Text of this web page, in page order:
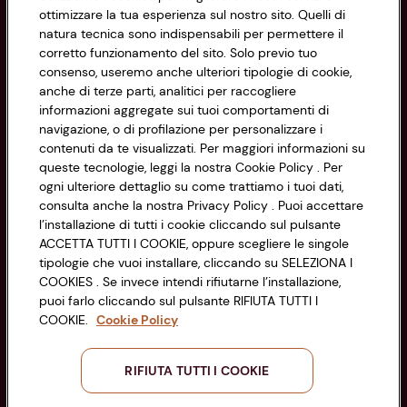
Informazioni
Privacy Policy
Cookie Policy
Impostazioni Cookie
Accessibilità
CONAD SOCIETÀ COOPERATIVA
Via Michelino, 59 | 40127 BOLOGNA
Codice Fiscale e Registro Imprese
di Bologna 00865960157
PARTITA IVA 03320960374
Servizio clienti
Seguici sui Social:
ottimizzare la tua esperienza sul nostro sito. Quelli di
natura tecnica sono indispensabili per permettere il
corretto funzionamento del sito. Solo previo tuo
consenso, useremo anche ulteriori tipologie di cookie,
anche di terze parti, analitici per raccogliere
informazioni aggregate sui tuoi comportamenti di
navigazione, o di profilazione per personalizzare i
contenuti da te visualizzati. Per maggiori informazioni su
queste tecnologie, leggi la nostra Cookie Policy . Per
ogni ulteriore dettaglio su come trattiamo i tuoi dati,
consulta anche la nostra Privacy Policy . Puoi accettare
l’installazione di tutti i cookie cliccando sul pulsante
ACCETTA TUTTI I COOKIE, oppure scegliere le singole
tipologie che vuoi installare, cliccando su SELEZIONA I
COOKIES . Se invece intendi rifiutarne l’installazione,
puoi farlo cliccando sul pulsante RIFIUTA TUTTI I
COOKIE. Cookie Policy
RIFIUTA TUTTI I COOKIE